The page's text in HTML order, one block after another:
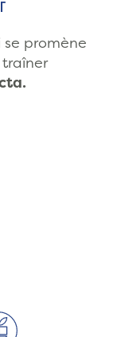
promène